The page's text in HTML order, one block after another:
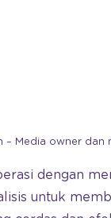
– Media owner
dengan
untuk